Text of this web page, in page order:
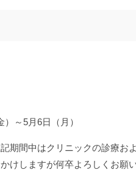
～5月6日（月）
期間中はクリニックの診療お
けしますが何卒よろしくお願